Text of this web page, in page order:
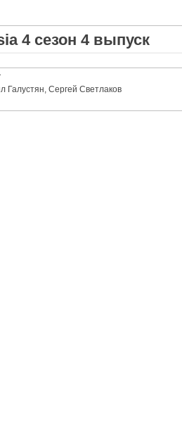
4 сезон 4 выпуск
Галустян, Сергей Светлаков